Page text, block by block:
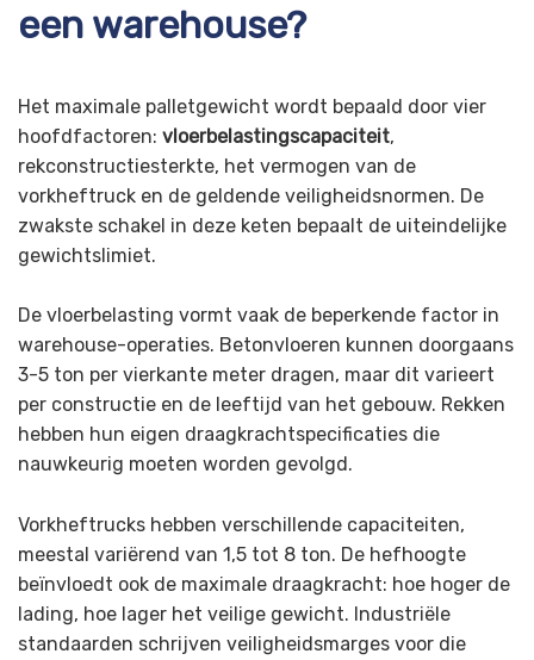
een warehouse?
Het maximale palletgewicht wordt bepaald door vier
hoofdfactoren: vloerbelastingscapaciteit,
rekconstructiesterkte, het vermogen van de
vorkheftruck en de geldende veiligheidsnormen. De
zwakste schakel in deze keten bepaalt de uiteindelijke
gewichtslimiet.
De vloerbelasting vormt vaak de beperkende factor in
warehouse-operaties. Betonvloeren kunnen doorgaans
3-5 ton per vierkante meter dragen, maar dit varieert
per constructie en de leeftijd van het gebouw. Rekken
hebben hun eigen draagkrachtspecificaties die
nauwkeurig moeten worden gevolgd.
Vorkheftrucks hebben verschillende capaciteiten,
meestal variërend van 1,5 tot 8 ton. De hefhoogte
beïnvloedt ook de maximale draagkracht: hoe hoger de
lading, hoe lager het veilige gewicht. Industriële
standaarden schrijven veiligheidsmarges voor die